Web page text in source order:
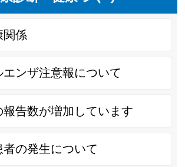
関係
エンザ注意報について
報告数が増加しています
者の発生について